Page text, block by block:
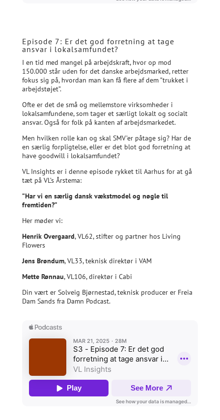
Episode 7: Er det god forretning at tage
ansvar i lokalsamfundet?
I en tid med mangel på arbejdskraft, hvor op mod
150.000 står uden for det danske arbejdsmarked, retter
fokus sig på, hvordan man kan få flere af dem ”trukket i
arbejdstøjet”.
Ofte er det de små og mellemstore virksomheder i
lokalsamfundene, som tager et særligt lokalt og socialt
ansvar. Også for folk på kanten af arbejdsmarkedet.
Men hvilken rolle kan og skal SMV’er påtage sig? Har de
en særlig forpligtelse, eller er det blot god forretning at
have goodwill i lokalsamfundet?
VL Insights er i denne episode rykket til Aarhus for at gå
tæt på VL’s Årstema:
”Har vi en særlig dansk vækstmodel og nøgle til
fremtiden?”
Her møder vi:
Henrik Overgaard, VL62, stifter og partner hos Living
Flowers
Jens Brøndum, VL33, teknisk direktør i VAM
Mette Rønnau, VL106, direktør i Cabi
Din vært er Solveig Bjørnestad, teknisk producer er Freia
Dam Sands fra Damn Podcast.